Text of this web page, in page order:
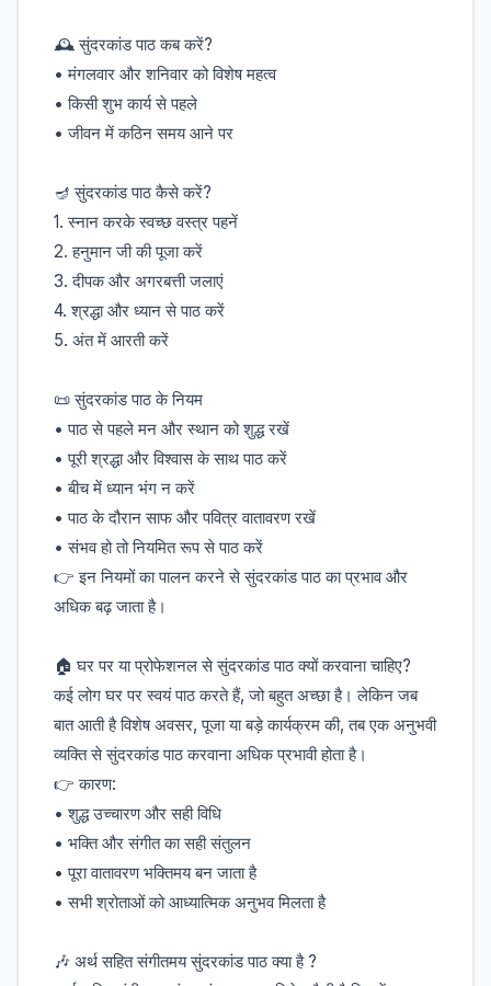
🕰️ सुंदरकांड पाठ कब करें?
• मंगलवार और शनिवार को विशेष महत्व
• किसी शुभ कार्य से पहले
• जीवन में कठिन समय आने पर
🪔 सुंदरकांड पाठ कैसे करें?
1. स्नान करके स्वच्छ वस्त्र पहनें
2. हनुमान जी की पूजा करें
3. दीपक और अगरबत्ती जलाएं
4. श्रद्धा और ध्यान से पाठ करें
5. अंत में आरती करें
📜 सुंदरकांड पाठ के नियम
• पाठ से पहले मन और स्थान को शुद्ध रखें
• पूरी श्रद्धा और विश्वास के साथ पाठ करें
• बीच में ध्यान भंग न करें
• पाठ के दौरान साफ और पवित्र वातावरण रखें
• संभव हो तो नियमित रूप से पाठ करें
👉 इन नियमों का पालन करने से सुंदरकांड पाठ का प्रभाव और
अधिक बढ़ जाता है।
🏠 घर पर या प्रोफेशनल से सुंदरकांड पाठ क्यों करवाना चाहिए?
कई लोग घर पर स्वयं पाठ करते हैं, जो बहुत अच्छा है। लेकिन जब
बात आती है विशेष अवसर, पूजा या बड़े कार्यक्रम की, तब एक अनुभवी
व्यक्ति से सुंदरकांड पाठ करवाना अधिक प्रभावी होता है।
👉 कारण:
• शुद्ध उच्चारण और सही विधि
• भक्ति और संगीत का सही संतुलन
• पूरा वातावरण भक्तिमय बन जाता है
• सभी श्रोताओं को आध्यात्मिक अनुभव मिलता है
🎶 अर्थ सहित संगीतमय सुंदरकांड पाठ क्या है ?